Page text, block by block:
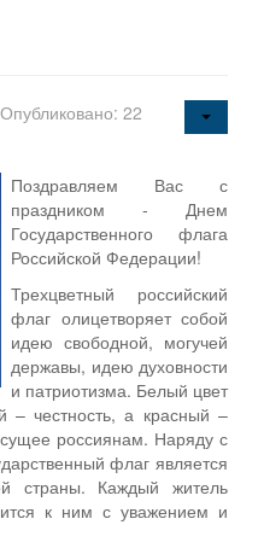
Опубликовано: 22
Поздравляем Вас с
праздником - Днем
Государственного флага
Российской Федерации!
Трехцветный российский
флаг олицетворяет собой
идею свободной, могучей
державы, идею духовности
и патриотизма. Белый цвет
– честность, а красный –
россиянам. Наряду с
флаг является
страны. Каждый житель
к ним с уважением и